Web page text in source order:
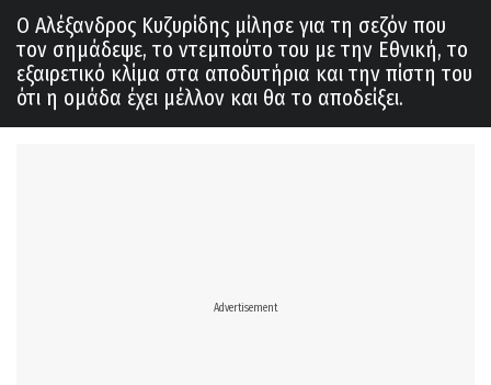
Ο Αλέξανδρος Κυζυρίδης μίλησε για τη σεζόν που
τον σημάδεψε, το ντεμπούτο του με την Εθνική, το
εξαιρετικό κλίμα στα αποδυτήρια και την πίστη του
ότι η ομάδα έχει μέλλον και θα το αποδείξει.